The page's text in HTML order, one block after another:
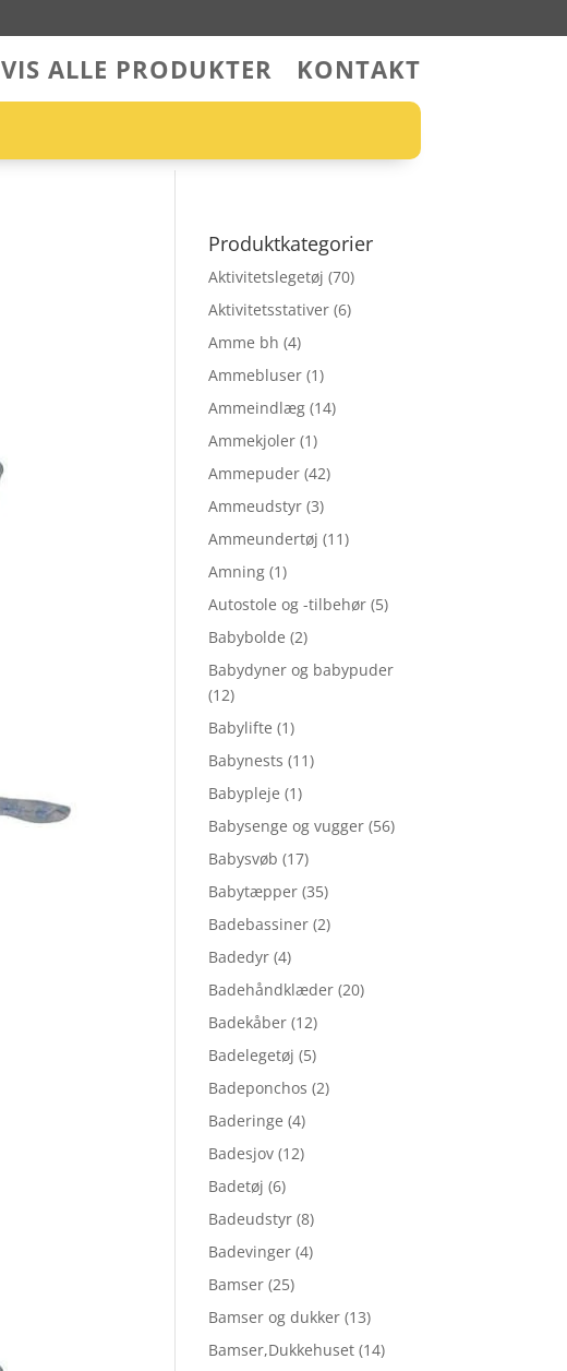
VIS ALLE PRODUKTER KONTAKT
Produktkategorier
Aktivitetslegetøj (70)
Aktivitetsstativer (6)
Amme bh (4)
Ammebluser (1)
Ammeindlæg (14)
Ammekjoler (1)
Ammepuder (42)
Ammeudstyr (3)
Ammeundertøj (11)
Amning (1)
Autostole og -tilbehør (5)
Babybolde (2)
Babydyner og babypuder
(12)
Babylifte (1)
Babynests (11)
Babypleje (1)
Babysenge og vugger (56)
Babysvøb (17)
Babytæpper (35)
Badebassiner (2)
Badedyr (4)
Badehåndklæder (20)
Badekåber (12)
Badelegetøj (5)
Badeponchos (2)
Baderinge (4)
Badesjov (12)
Badetøj (6)
Badeudstyr (8)
Badevinger (4)
Bamser (25)
Bamser og dukker (13)
Bamser,Dukkehuset (14)